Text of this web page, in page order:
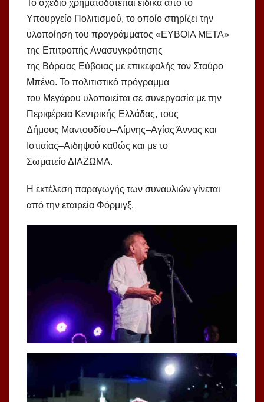
Το σχέδιο χρηματοδοτείται ειδικά από το
Υπουργείο Πολιτισμού, το οποίο στηρίζει την
υλοποίηση του προγράμματος «ΕΥΒΟΙΑ ΜΕΤΑ»
της Επιτροπής Ανασυγκρότησης
της Βόρειας Εύβοιας με επικεφαλής τον Σταύρο
Μπένο. Το πολιτιστικό πρόγραμμα
του Μεγάρου υλοποιείται σε συνεργασία με την
Περιφέρεια Κεντρικής Ελλάδας, τους
Δήμους Μαντουδίου–Λίμνης–Αγίας Άννας και
Ιστιαίας–Αιδηψού καθώς και με το
Σωματείο ΔΙΑΖΩΜΑ.
Η εκτέλεση παραγωγής των συναυλιών γίνεται
από την εταιρεία Φόρμιγξ.